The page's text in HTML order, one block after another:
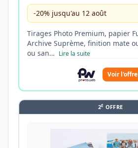
-20% jusqu'au 12 août
Tirages Photo Premium, papier
Archive Suprème, finition mate
ou san… Lire la suite
Voir l'offre
2E OFFRE